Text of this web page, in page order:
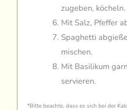
zugeben, köcheln.
Mit Salz, Pfeffer
Spaghetti
mischen.
Mit Basilikum
servieren.
*Bitte beachte, dass es sich bei der